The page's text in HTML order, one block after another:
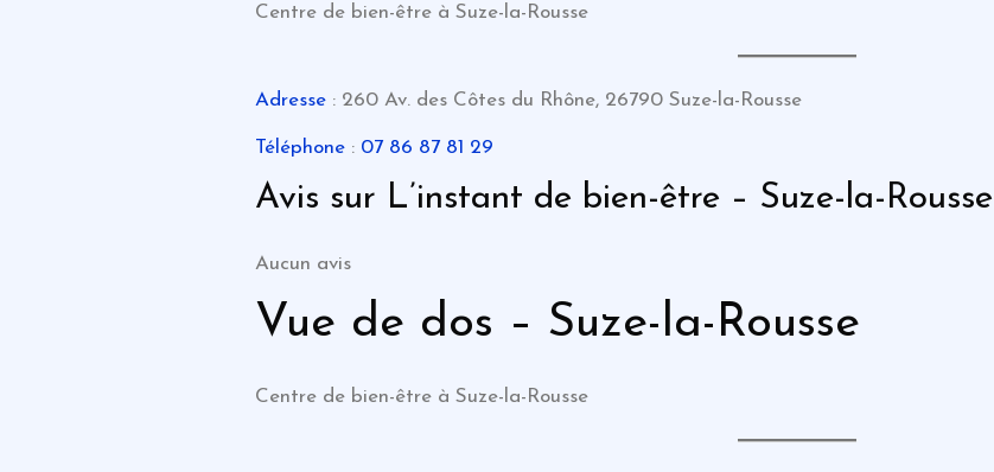
Centre de bien-être à Suze-la-Rousse
Adresse : 260 Av. des Côtes du Rhône, 26790 Suze-la-Rousse
Téléphone : 07 86 87 81 29
Avis sur L’instant de bien-être – Suze-la-Rousse
Aucun avis
Vue de dos – Suze-la-Rousse
Centre de bien-être à Suze-la-Rousse